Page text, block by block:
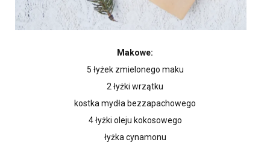
Makowe:
5 łyżek zmielonego maku
2 łyżki wrzątku
kostka mydła bezzapachowego
4 łyżki oleju kokosowego
łyżka cynamonu